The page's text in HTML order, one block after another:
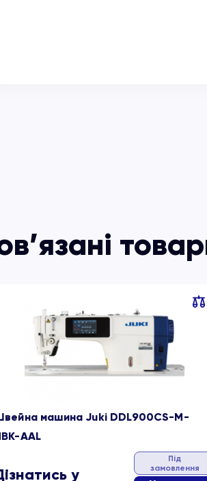
машина Juki DDL900CS-M-
AAL
у
Під
замовлення